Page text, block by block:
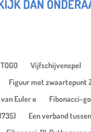
DAN
Vijfschijvenspel
Figuur met zwaartepunt
Euler e Fibonacci-
Een verband